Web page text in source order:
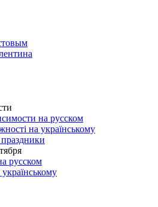
на русском
на українському
русском